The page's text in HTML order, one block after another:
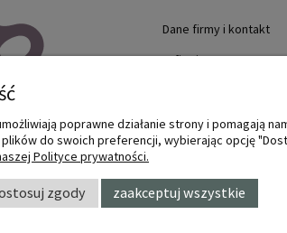
Dane firmy i kontakt
O firmie
poprawne działanie strony i pomagają
do swoich preferencji, wybierając opcję
Polityce prywatności.
zgody zaakceptuj wszystkie